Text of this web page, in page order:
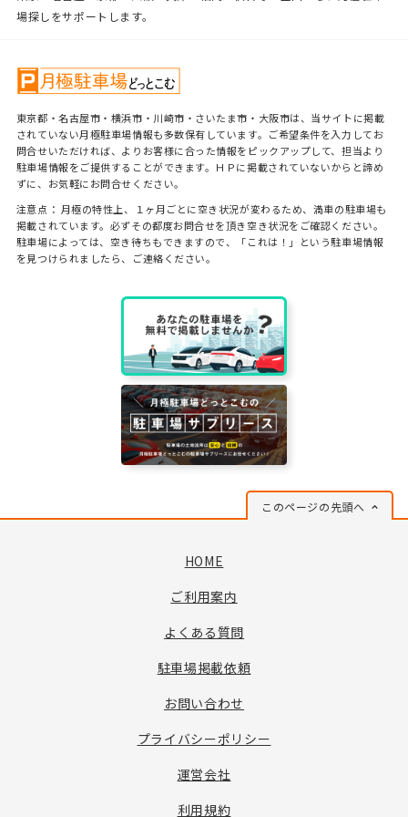
場探しをサポートします。
東京都・名古屋市・横浜市・川崎市・さいたま市・大阪市は、当サイトに掲載
されていない月極駐車場情報も多数保有しています。ご希望条件を入力してお
問合せいただければ、よりお客様に合った情報をピックアップして、担当より
駐車場情報をご提供することができます。ＨＰに掲載されていないからと諦め
ずに、お気軽にお問合せください。
注意点： 月極の特性上、１ヶ月ごとに空き状況が変わるため、満車の駐車場も
掲載されています。必ずその都度お問合せを頂き空き状況をご確認ください。
駐車場によっては、空き待ちもできますので、「これは！」という駐車場情報
を見つけられましたら、ご連絡ください。
このページの先頭へ
HOME
ご利用案内
よくある質問
駐車場掲載依頼
お問い合わせ
プライバシーポリシー
運営会社
利用規約